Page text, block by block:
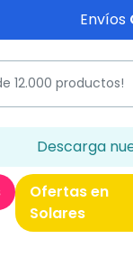
Envíos
Descarga
Ofertas en
Solares